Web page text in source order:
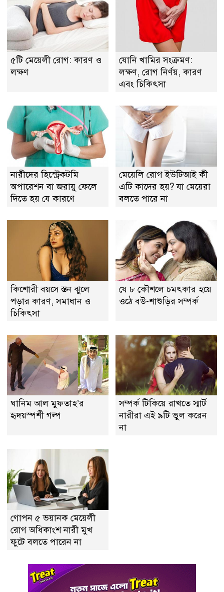
৫টি মেয়েলী রোগ: কারণ ও
লক্ষণ
যোনি খামির সংক্রমণ:
লক্ষণ, রোগ নির্ণয়, কারণ
এবং চিকিৎসা
নারীদের হিস্ট্রেকটমি
অপারেশন বা জরায়ু ফেলে
দিতে হয় যে কারণে
মেয়েলি রোগ ইউটিআই কী
এটি কাদের হয়? যা মেয়েরা
বলতে পারে না
কিশোরী বয়সে স্তন ঝুলে
পড়ার কারণ, সমাধান ও
চিকিৎসা
যে ৮ কৌশলে চমৎকার হয়ে
ওঠে বউ-শাশুড়ির সম্পর্ক
ঘানিম আল মুফতাহ’র
হৃদয়স্পর্শী গল্প
সম্পর্ক টিকিয়ে রাখতে স্মার্ট
নারীরা এই ৯টি ভুল করেন
না
গোপন ৫ ভয়ানক মেয়েলী
রোগ অধিকাংশ নারী মুখ
ফুটে বলতে পারেন না